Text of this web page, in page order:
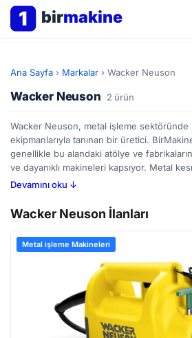
1 birmakine
Ana Sayfa › Markalar › Wacker Neuson
Wacker Neuson 2 ürün
Wacker Neuson, metal işleme sektöründe
ekipmanlarıyla tanınan bir üretici.
genellikle bu alandaki atölye ve
ve dayanıklı makineleri kapsıyor. Metal
taşlama ve zımparalama gibi işlemlerde
türü, istenen hassasiyet düzeyi ve
faktörlere dikkat etmek gerekiyor.
ilanlarını inceleyerek, bütçenize ve iş
seçenekleri karşılaştırabilirsiniz.
Devamını oku ↓
Wacker Neuson İlanları
Metal işleme Makineleri